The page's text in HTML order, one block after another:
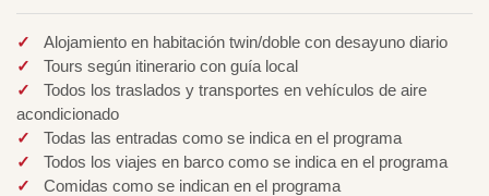
Alojamiento en habitación twin/doble con desayuno diario
Tours según itinerario con guía local
Todos los traslados y transportes en vehículos de aire
acondicionado
Todas las entradas como se indica en el programa
Todos los viajes en barco como se indica en el programa
Comidas como se indican en el programa